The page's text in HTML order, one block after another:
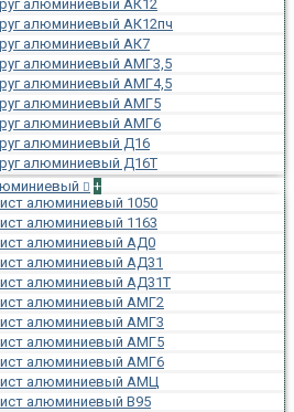
алюминиевый АК12
алюминиевый АК12пч
алюминиевый АК7
алюминиевый АМГ3,5
алюминиевый АМГ4,5
алюминиевый АМГ5
алюминиевый АМГ6
алюминиевый Д16
алюминиевый Д16Т
+
алюминиевый 1050
алюминиевый 1163
алюминиевый АД0
алюминиевый АД31
алюминиевый АД31Т
алюминиевый АМГ2
алюминиевый АМГ3
алюминиевый АМГ5
алюминиевый АМГ6
алюминиевый АМЦ
алюминиевый В95